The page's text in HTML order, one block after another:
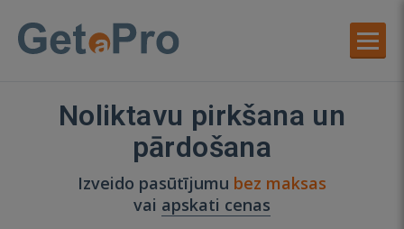
Noliktavu pirkšana un
pārdošana
Izveido pasūtījumu bez maksas
vai apskati cenas